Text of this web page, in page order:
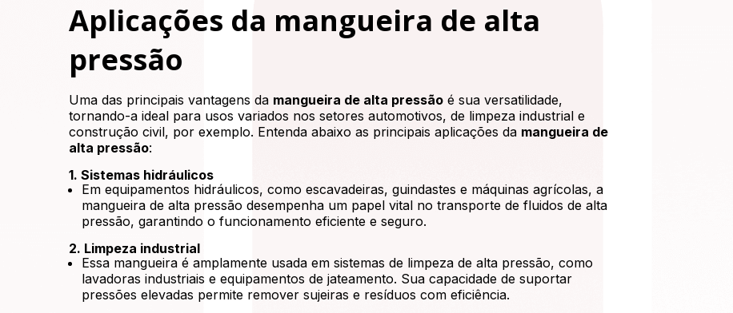
Aplicações da mangueira de alta
pressão
Uma das principais vantagens da mangueira de alta pressão é sua versatilidade,
tornando-a ideal para usos variados nos setores automotivos, de limpeza industrial e
construção civil, por exemplo. Entenda abaixo as principais aplicações da mangueira de
alta pressão:
1. Sistemas hidráulicos
Em equipamentos hidráulicos, como escavadeiras, guindastes e máquinas agrícolas, a
mangueira de alta pressão desempenha um papel vital no transporte de fluidos de alta
pressão, garantindo o funcionamento eficiente e seguro.
2. Limpeza industrial
Essa mangueira é amplamente usada em sistemas de limpeza de alta pressão, como
lavadoras industriais e equipamentos de jateamento. Sua capacidade de suportar
pressões elevadas permite remover sujeiras e resíduos com eficiência.